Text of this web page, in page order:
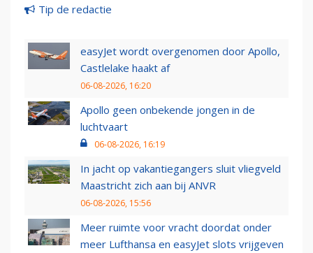
Tip de redactie
easyJet wordt overgenomen door Apollo,
Castlelake haakt af
06-08-2026, 16:20
Apollo geen onbekende jongen in de
luchtvaart
06-08-2026, 16:19
In jacht op vakantiegangers sluit vliegveld
Maastricht zich aan bij ANVR
06-08-2026, 15:56
Meer ruimte voor vracht doordat onder
meer Lufthansa en easyJet slots vrijgeven